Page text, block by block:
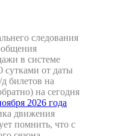
следования
в системе
сутками от даты
билетов на
на сегодня
2026 года
движения
помнить, что с